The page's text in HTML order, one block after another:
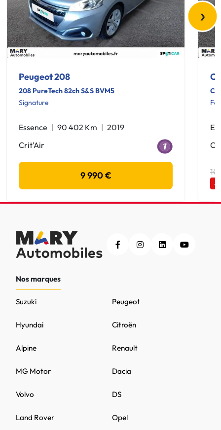
Peugeot 208
208 PureTech 82ch S&S BVM5
Signature
Essence 90 402 Km
2019
Crit'Air
9 990 €
C3
-
›
Nos marques
Peugeot
DS
MG Motor
Citroën
Opel
Volvo
Renault
Hyundai
Land Rover
Dacia
Alpine
Suzuki